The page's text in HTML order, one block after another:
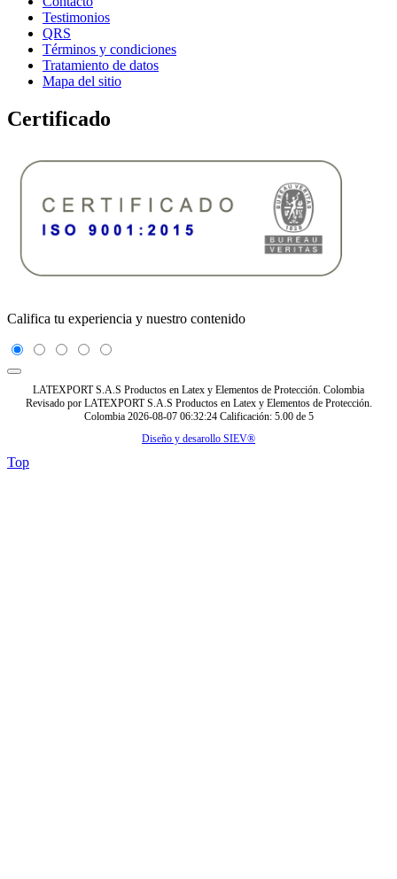
Testimonios
QRS
Términos y condiciones
Tratamiento de datos
Mapa del sitio
Certificado
Califica tu experiencia y nuestro contenido
LATEXPORT S.A.S Productos en Latex y Elementos de Protección. Colombia
Revisado por LATEXPORT S.A.S Productos en Latex y Elementos de Protección.
Colombia 2026-08-07 06:32:24 Calificación: 5.00 de 5
Diseño y desarollo SIEV®
Top